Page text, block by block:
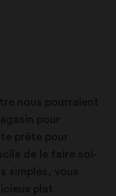
nous pourraient
pour
prête pour
de le faire soi-
simples, vous
plat